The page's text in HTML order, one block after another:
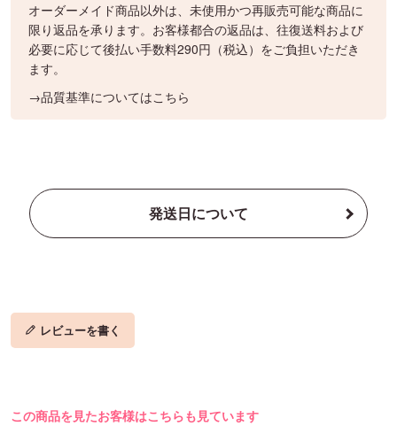
オーダーメイド商品以外は、未使用かつ再販売可能な商品に
限り返品を承ります。お客様都合の返品は、往復送料および
必要に応じて後払い手数料290円（税込）をご負担いただき
ます。
→品質基準についてはこちら
発送日について
レビューを書く
この商品を見たお客様はこちらも見ています